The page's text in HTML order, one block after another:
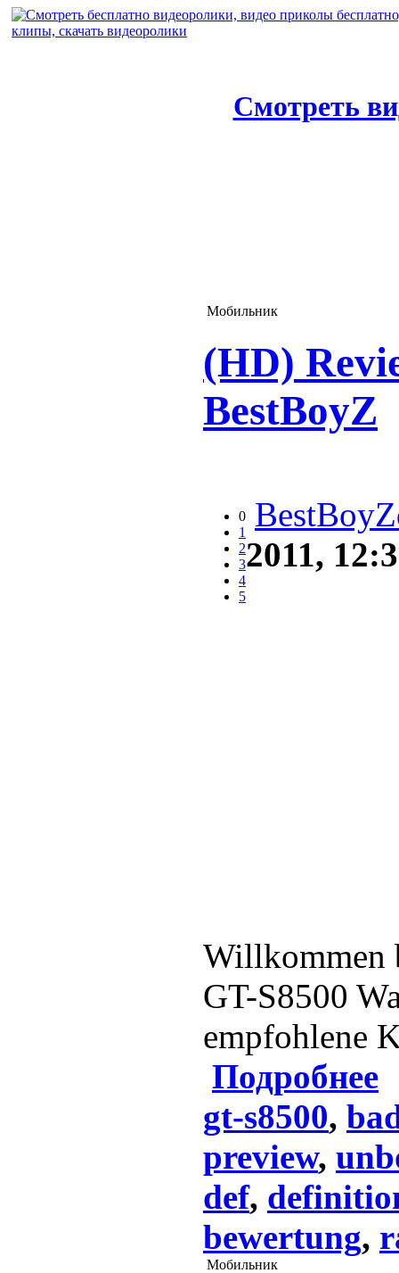
Смотреть
Мобильник
(HD)
BestBoyZ
0
1
2
3
4
5
2011,
Willkommen
GT-S8500
empfohlene
Подробнее
gt-s8500,
preview,
def,
bewertung,
Мобильник